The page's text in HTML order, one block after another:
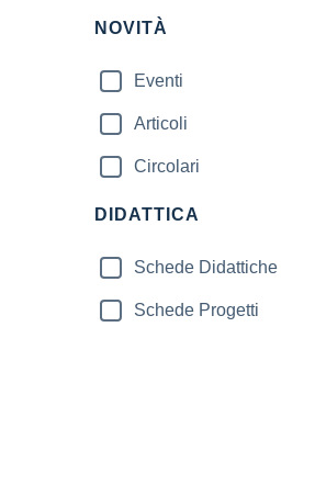
NOVITÀ
Eventi
Articoli
Circolari
DIDATTICA
Schede Didattiche
Schede Progetti